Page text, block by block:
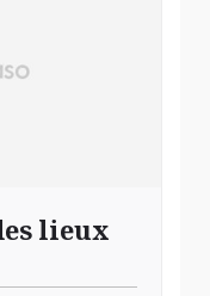
lieux